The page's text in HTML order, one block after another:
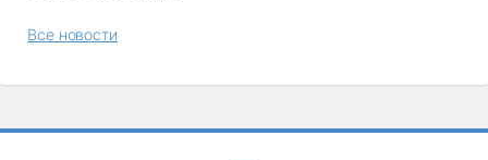
Все новости